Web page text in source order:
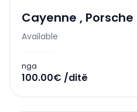
Cayenne , Porsche
Available
nga
100.00€ /ditë